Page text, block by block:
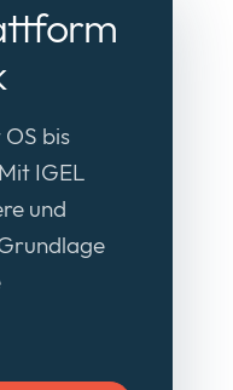
bis
IGEL
und